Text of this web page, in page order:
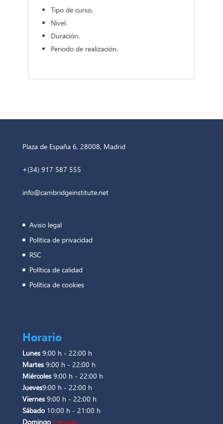
Tipo de curso.
Nivel.
Duración.
Periodo de realización.
Plaza de España 6, 28008, Madrid
+(34) 917 587 555
info@cambridgeinstitute.net
Aviso legal
Política de privacidad
RSC
Política de calidad
Política de cookies
Horario
Lunes9:00 h - 22:00 h
Martes9:00 h - 22:00 h
Miércoles9:00 h - 22:00 h
Jueves9:00 h - 22:00 h
Viernes9:00 h - 22:00 h
Sábado10:00 h - 21:00 h
Domingo Cerrado